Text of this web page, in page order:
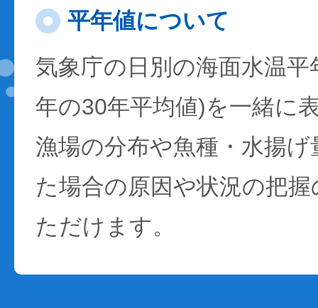
平年値について
気象庁の日別の海面水温
年の30年平均値)を一緒に
漁場の分布や魚種・水揚
た場合の原因や状況の把
ただけます。